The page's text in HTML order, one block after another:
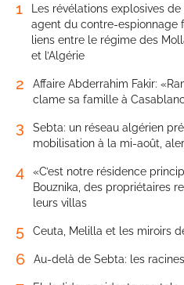
1
Les révélations explosives
agent du contre-espionnage
liens entre le régime des
et l’Algérie
2
Affaire Abderrahim Fakir:
clame sa famille à
3
Sebta: un réseau algérien
mobilisation à la mi-août,
4
«C’est notre résidence
Bouznika, des propriétaires
leurs villas
5 Ceuta, Melilla et les miroirs
6 Au-delà de Sebta: les